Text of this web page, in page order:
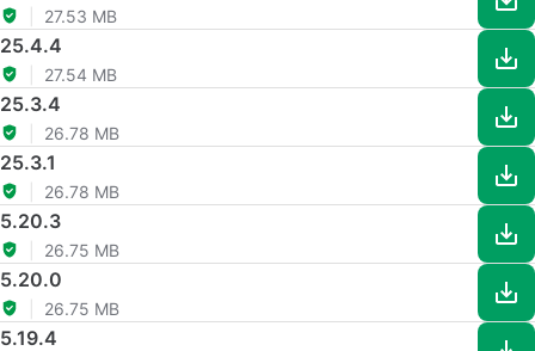
27.53 MB
25.4.4
27.54 MB
25.3.4
26.78 MB
25.3.1
26.78 MB
5.20.3
26.75 MB
5.20.0
26.75 MB
5.19.4